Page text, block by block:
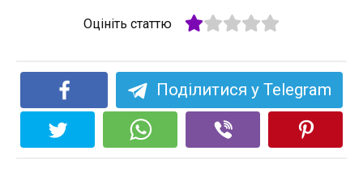
Оцініть статтю
Поділитися у Telegram